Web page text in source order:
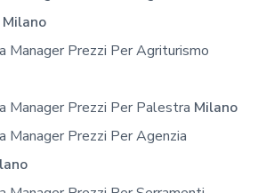
Milano
Manager Prezzi Per Agriturismo
Manager Prezzi Per Palestra Milano
Manager Prezzi Per Agenzia